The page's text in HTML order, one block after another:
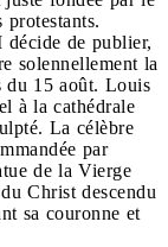
protestants.
de publier,
solennellement la
du 15 août. Louis
à la cathédrale
La célèbre
par
de la Vierge
Christ descendu
sa couronne et